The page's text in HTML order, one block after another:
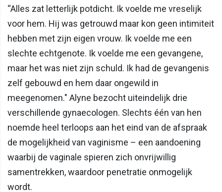
“Alles zat letterlijk potdicht. Ik voelde me vreselijk
voor hem. Hij was getrouwd maar kon geen intimiteit
hebben met zijn eigen vrouw. Ik voelde me een
slechte echtgenote. Ik voelde me een gevangene,
maar het was niet zijn schuld. Ik had de gevangenis
zelf gebouwd en hem daar ongewild in
meegenomen." Alyne bezocht uiteindelijk drie
verschillende gynaecologen. Slechts één van hen
noemde heel terloops aan het eind van de afspraak
de mogelijkheid van vaginisme – een aandoening
waarbij de vaginale spieren zich onvrijwillig
samentrekken, waardoor penetratie onmogelijk
wordt.